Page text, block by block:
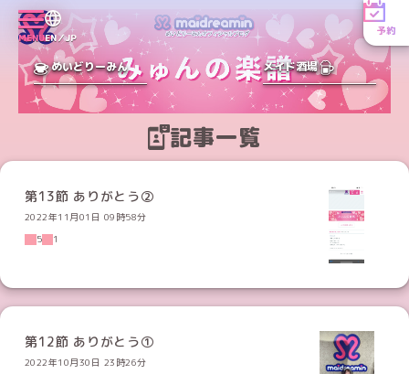
MENUEN／JP
予約
めいどりーみん メイド酒場
記事一覧
第13節 ありがとう②
2022年11月01日 09時58分
5
1
第12節 ありがとう①
2022年10月30日 23時26分